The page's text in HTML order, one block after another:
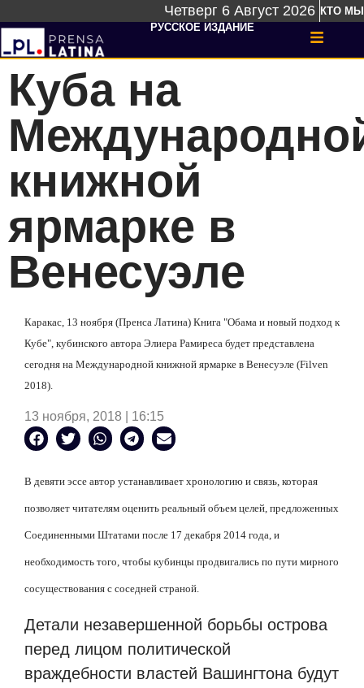
Четверг 6 Август 2026 КТО МЫ
РУССКОЕ ИЗДАНИЕ
Куба на
книжной
ярмарке в
Венесуэле
Каракас, 13 ноября (Пренса Латина) Книга "Обама и новый подход к
Кубе", кубинского автора Элиера Рамиреса будет представлена
сегодня на Международной книжной ярмарке в Венесуэле (Filven
2018).
13 ноября, 2018 | 16:15
В девяти эссе автор устанавливает хронологию и связь, которая
позволяет читателям оценить реальный объем целей, предложенных
Соединенными Штатами после 17 декабря 2014 года, и
необходимость того, чтобы кубинцы продвигались по пути мирного
сосуществования с соседней страной.
Детали незавершенной борьбы острова
перед лицом политической
враждебности властей Вашингтона будут